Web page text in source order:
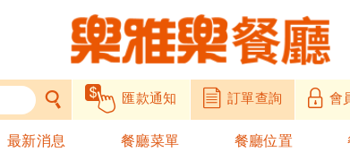
匯款通知 訂單查詢 會
最新消息 餐廳菜單 餐廳位置